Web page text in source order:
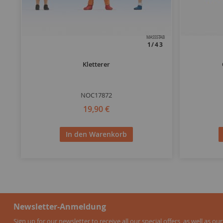
MASSSTAB
1/43
Kletterer
NOC17872
19,90 €
In den Warenkorb
Newsletter-Anmeldung
Sign up for our newsletter to receive all our special offers, as well as our